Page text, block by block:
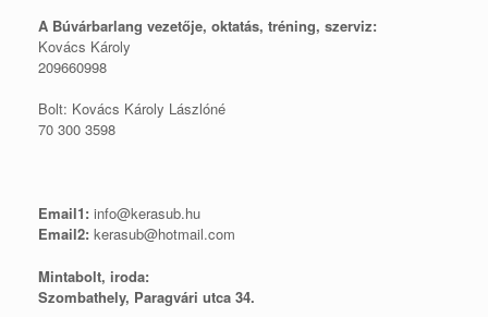
A Búvárbarlang vezetője, oktatás, tréning, szerviz:
Kovács Károly
209660998
Bolt: Kovács Károly Lászlóné
70 300 3598
Email1: info@kerasub.hu
Email2: kerasub@hotmail.com
Mintabolt, iroda:
Szombathely, Paragvári utca 34.